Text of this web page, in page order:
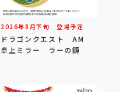
2026年8 月下旬 登場予定
ドラゴンクエスト AM
卓上ミラー ラーの鏡